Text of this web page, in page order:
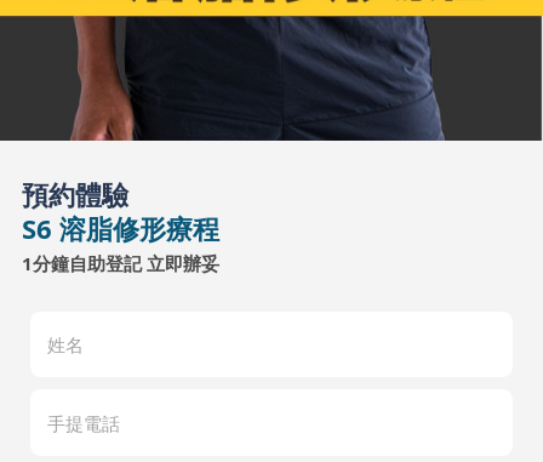
預約體驗
S6 溶脂修形療程
1分鐘自助登記 立即辦妥